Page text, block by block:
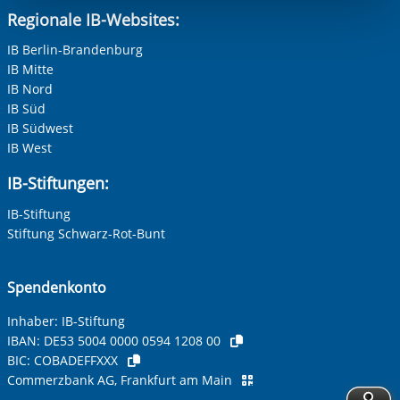
berechtigter Interessen und daher unabhängig von einer
Nachname, Vorname*
Adresse (PLZ, Ort, Strasse)
Ihre E-Mail-Adresse
Ihre Telefonnummer
Betreff ihrer Anfrage
Ihre Nachricht*
Regionale IB-Websites:
IB Berlin-Brandenburg
IB Mitte
IB Nord
IB Süd
IB Südwest
IB West
IB-Stiftungen:
IB-Stiftung
Stiftung Schwarz-Rot-Bunt
Spendenkonto
Inhaber: IB-Stiftung
IBAN: DE53 5004 0000 0594 1208 00
BIC: COBADEFFXXX
Commerzbank AG, Frankfurt am Main